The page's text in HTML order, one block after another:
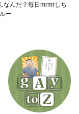
なんだ？毎日mrmrしち
ー